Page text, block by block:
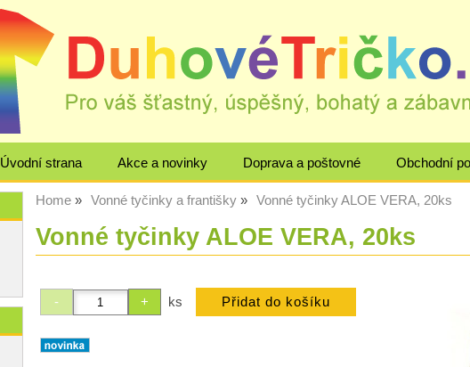
Úvodní strana Akce a novinky Doprava a poštovné Obchodní
Home Vonné tyčinky a františky Vonné tyčinky ALOE VERA, 20ks
Vonné tyčinky ALOE VERA, 20ks
ks